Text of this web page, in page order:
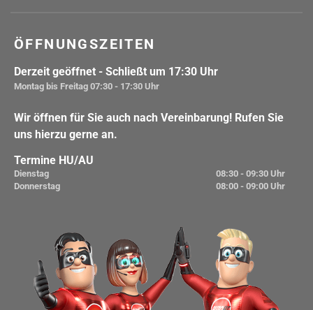
ÖFFNUNGSZEITEN
Derzeit geöffnet - Schließt um 17:30 Uhr
Montag bis Freitag 07:30 - 17:30 Uhr
Wir öffnen für Sie auch nach Vereinbarung! Rufen Sie
uns hierzu gerne an.
Termine HU/AU
Dienstag
08:30 - 09:30 Uhr
Donnerstag
08:00 - 09:00 Uhr